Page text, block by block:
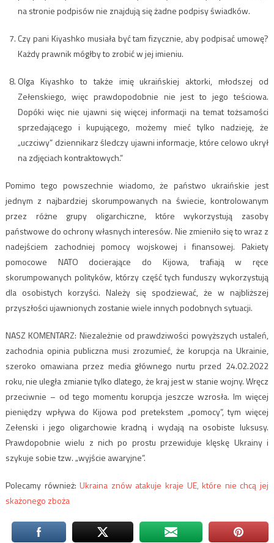
na stronie podpisów nie znajdują się żadne podpisy świadków.
Czy pani Kiyashko musiała być tam fizycznie, aby podpisać umowę?
Każdy prawnik mógłby to zrobić w jej imieniu.
Olga Kiyashko to także imię ukraińskiej aktorki, młodszej od
Zełenskiego, więc prawdopodobnie nie jest to jego teściowa.
Dopóki więc nie ujawni się więcej informacji na temat tożsamości
sprzedającego i kupującego, możemy mieć tylko nadzieję, że
„uczciwy” dziennikarz śledczy ujawni informacje, które celowo ukrył
na zdjęciach kontraktowych.”
Pomimo tego powszechnie wiadomo, że państwo ukraińskie jest
jednym z najbardziej skorumpowanych na świecie, kontrolowanym
przez różne grupy oligarchiczne, które wykorzystują zasoby
państwowe do ochrony własnych interesów. Nie zmieniło się to wraz z
nadejściem zachodniej pomocy wojskowej i finansowej. Pakiety
pomocowe NATO docierające do Kijowa, trafiają w ręce
skorumpowanych polityków, którzy część tych funduszy wykorzystują
dla osobistych korzyści. Należy się spodziewać, że w najbliższej
przyszłości ujawnionych zostanie wiele innych podobnych sytuacji.
NASZ KOMENTARZ: Niezależnie od prawdziwości powyższych ustaleń,
zachodnia opinia publiczna musi zrozumieć, że korupcja na Ukrainie,
szeroko omawiana przez media głównego nurtu przed 24.02.2022
roku, nie uległa zmianie tylko dlatego, że kraj jest w stanie wojny. Wręcz
przeciwnie – od tego momentu korupcja jeszcze wzrosła. Im więcej
pieniędzy wpływa do Kijowa pod pretekstem „pomocy”, tym więcej
Zełenski i jego oligarchowie kradną i wydają na osobiste luksusy.
Prawdopobnie wielu z nich po prostu przewiduje klęskę Ukrainy i
szykuje sobie tzw. „wyjście awaryjne”.
Polecamy również:Ukraina znów atakuje kraje UE, które nie chcą jej
skażonego zboża